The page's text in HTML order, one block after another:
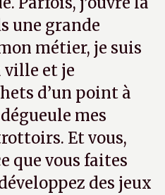
une grande
métier, je suis
ville et je
d’un point à
mes
Et vous,
que vous faites
des jeux